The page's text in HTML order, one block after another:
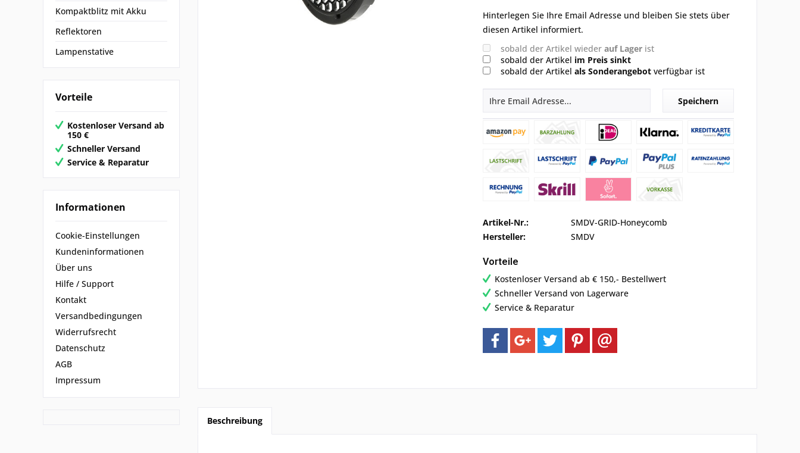
Kompaktblitz mit Akku
Reflektoren
Lampenstative
Vorteile
Kostenloser Versand ab
150 €
Schneller Versand
Service & Reparatur
Informationen
Cookie-Einstellungen
Kundeninformationen
Über uns
Hilfe / Support
Kontakt
Versandbedingungen
Widerrufsrecht
Datenschutz
AGB
Impressum
Hinterlegen Sie Ihre Email Adresse und bleiben Sie stets über
diesen Artikel informiert.
sobald der Artikel wieder auf Lagerist
sobald der Artikel im Preis sinkt
sobald der Artikel als Sonderangebotverfügbar ist
Speichern
Artikel-Nr.:
SMDV-GRID-Honeycomb
Hersteller:
SMDV
Vorteile
Kostenloser Versand ab € 150,- Bestellwert
Schneller Versand von Lagerware
Service & Reparatur
Beschreibung